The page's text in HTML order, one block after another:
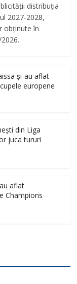
distribuția
2027-2028,
obținute în
și-au aflat
europene
din Liga
juca tururi
aflat
Champions